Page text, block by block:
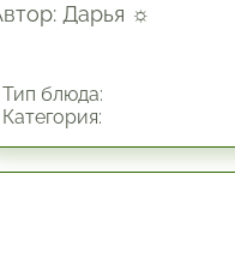
Дарья ☼
блюда: